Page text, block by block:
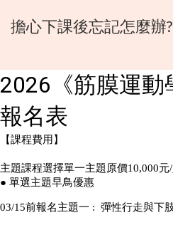
擔心下課後忘記怎麼辦?